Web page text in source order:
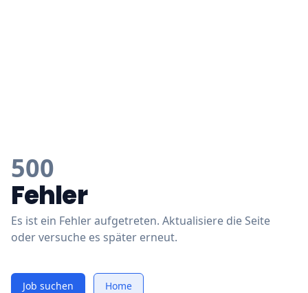
500
Fehler
Es ist ein Fehler aufgetreten. Aktualisiere die Seite
oder versuche es später erneut.
Job suchen Home